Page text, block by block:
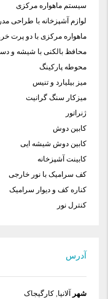
سیستم ماهواره مرکزی
لوازم آشپزخانه با طراحی
ماهواره مرکزی با دو پرت
محافظ بالکنی با شیشه و
محوطه پارکینگ
میز بیلیارد و تنیس
میزکار سنگ گرانیت
ژنراتور
کابین دوش
کابین دوش شیشه ایی
کابینت آشپزخانه
کف سرامیک با نور خارجی
کناره کف و دیوار سرامیک
کنترل نور
آدرس
شهر
آلانیا, کارگیجاک